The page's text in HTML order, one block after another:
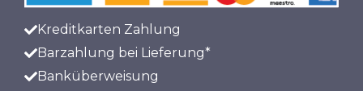
Kreditkarten Zahlung
Barzahlung bei Lieferung*
Banküberweisung